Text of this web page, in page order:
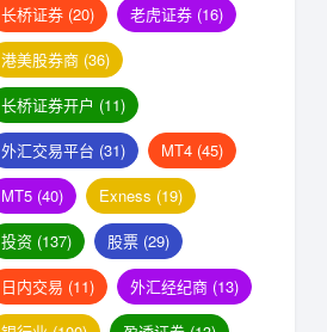
长桥证券 (20) 老虎证券 (16)
港美股券商 (36)
长桥证券开户 (11)
外汇交易平台 (31) MT4 (45)
MT5 (40) Exness (19)
投资 (137) 股票 (29)
日内交易 (11) 外汇经纪商 (13)